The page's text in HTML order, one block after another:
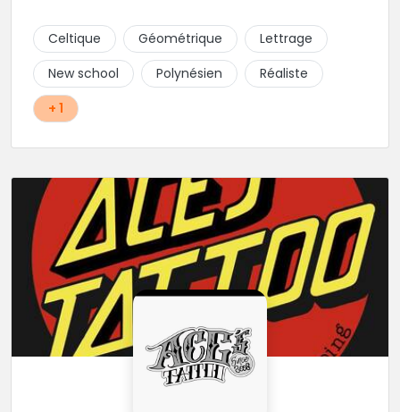
Celtique
Géométrique
Lettrage
New school
Polynésien
Réaliste
+ 1